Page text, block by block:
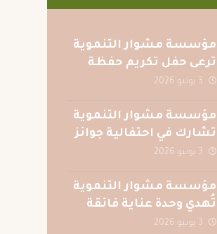
مؤسسة مشوار التنموية
ترعى حفل تكريم حفظة
القرآن الكريم بقرية الصف
3 يونيو 2026
مؤسسة مشوار التنموية
تشارك في احتفالية جوائز
المسابقة الرمضانية
3 يونيو 2026
مؤسسة مشوار التنموية
تُهدي وحدة عناية فائقة
متكاملة لمركز الكبد
3 يونيو 2026